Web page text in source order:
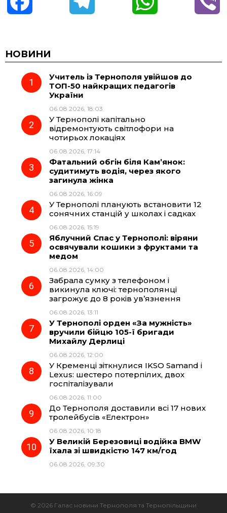
c
e
o
k
e
r
a
m
t
A
НОВИНИ
Учитель із Тернополя увійшов до
ТОП-50 найкращих педагогів
України
06.08.2026, 18:03
У Тернополі капітально
відремонтують світлофори на
чотирьох локаціях
06.08.2026, 17:14
Фатальний обгін біля Кам’янок:
судитимуть водія, через якого
загинула жінка
06.08.2026, 16:09
У Тернополі планують встановити 12
сонячних станцій у школах і садках
06.08.2026, 15:19
Яблучний Спас у Тернополі: віряни
освячували кошики з фруктами та
медом
06.08.2026, 14:00
Забрала сумку з телефоном і
викинула ключі: тернополянці
загрожує до 8 років ув’язнення
06.08.2026, 13:11
У Тернополі орден «За мужність»
вручили бійцю 105-ї бригади
Михайлу Дерлиці
06.08.2026, 12:00
У Кременці зіткнулися IKSO Samand і
Lexus: шестеро потерпілих, двох
госпіталізували
06.08.2026, 11:00
До Тернополя доставили всі 17 нових
тролейбусів «Електрон»
06.08.2026, 10:18
У Великій Березовиці водійка BMW
їхала зі швидкістю 147 км/год
06.08.2026, 09:30
© 2026 Галас новини Тернополя та Тернопільщини